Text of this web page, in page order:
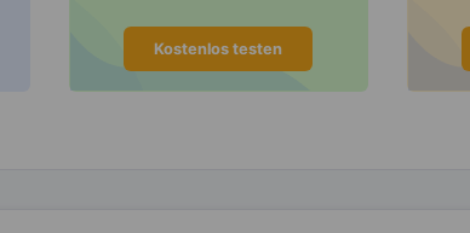
Kostenlos testen